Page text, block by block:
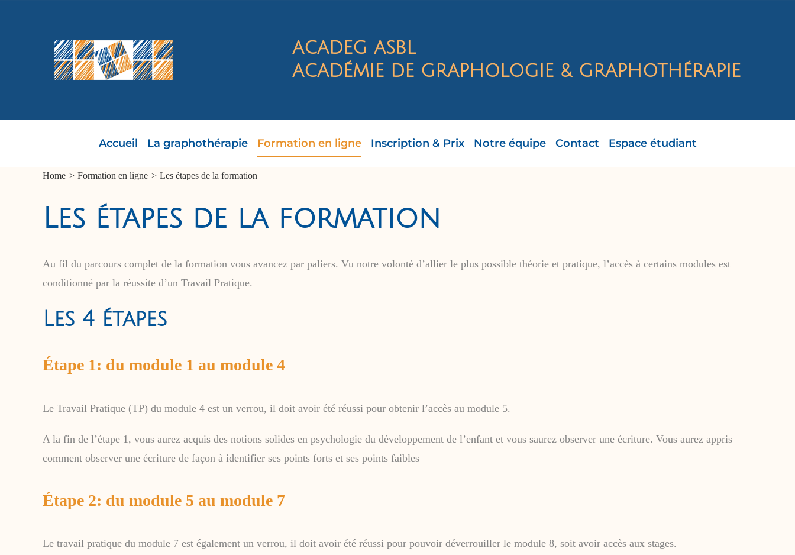
ACADEG ASBL
ACADÉMIE DE GRAPHOLOGIE & GRAPHOTHÉRAPIE
Accueil La graphothérapie Formation en ligne Inscription & Prix Notre équipe Contact Espace étudiant
Home Formation en ligne Les étapes de la formation
Les étapes de la formation
Au fil du parcours complet de la formation vous avancez par paliers. Vu notre volonté d’allier le plus possible théorie et pratique, l’accès à certains modules est
conditionné par la réussite d’un Travail Pratique.
Les 4 étapes
Étape 1: du module 1 au module 4
Le Travail Pratique (TP) du module 4 est un verrou, il doit avoir été réussi pour obtenir l’accès au module 5.
A la fin de l’étape 1, vous aurez acquis des notions solides en psychologie du développement de l’enfant et vous saurez observer une écriture. Vous aurez appris
comment observer une écriture de façon à identifier ses points forts et ses points faibles
Étape 2: du module 5 au module 7
Le travail pratique du module 7 est également un verrou, il doit avoir été réussi pour pouvoir déverrouiller le module 8, soit avoir accès aux stages.